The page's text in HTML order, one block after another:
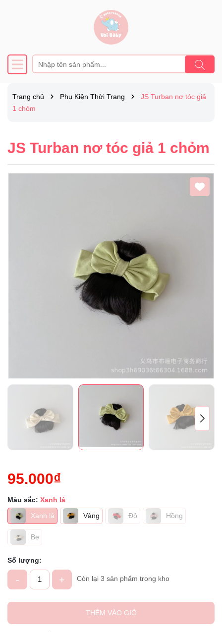
Trang chủ Phụ Kiện Thời Trang
JS Turban nơ tóc giả
1 chỏm
JS Turban nơ tóc giả 1 chỏm
95.000₫
Màu sắc: Xanh lá
Xanh lá
Vàng Đỏ Hồng
Be
Số lượng:
- + Còn lại 3 sản phẩm trong kho
THÊM VÀO GIỎ